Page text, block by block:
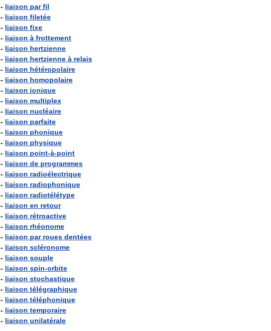
- liaison par fil
- liaison filetée
- liaison fixe
- liaison à frottement
- liaison hertzienne
- liaison hertzienne à relais
- liaison hétéropolaire
- liaison homopolaire
- liaison ionique
- liaison multiplex
- liaison nucléaire
- liaison parfaite
- liaison phonique
- liaison physique
- liaison point-à-point
- liaison de programmes
- liaison radioélectrique
- liaison radiophonique
- liaison radiotélétype
- liaison en retour
- liaison rétroactive
- liaison rhéonome
- liaison par roues dentées
- liaison scléronome
- liaison souple
- liaison spin-orbite
- liaison stochastique
- liaison télégraphique
- liaison téléphonique
- liaison temporaire
- liaison unilatérale